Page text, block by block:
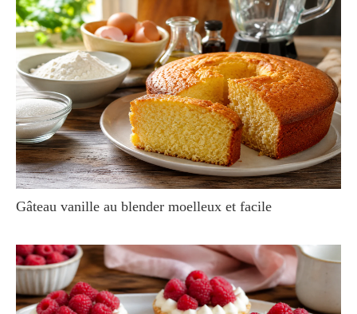
Gâteau vanille au blender moelleux et facile